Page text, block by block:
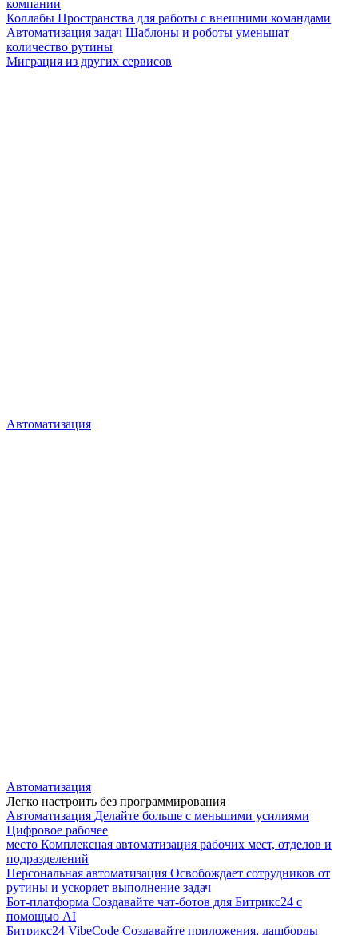
компании
Коллабы Пространства для работы с внешними командами
Автоматизация задач Шаблоны и роботы уменьшат
количество рутины
Миграция из других сервисов
Автоматизация
Автоматизация
Легко настроить без программирования
Автоматизация Делайте больше с меньшими усилиями
Цифровое рабочее
место Комплексная автоматизация рабочих мест, отделов и
подразделений
Персональная автоматизация Освобождает сотрудников от
рутины и ускоряет выполнение задач
Бот-платформа Создавайте чат-ботов для Битрикс24 с
помощью AI
Битрикс24 VibeCode Создавайте приложения, дашборды